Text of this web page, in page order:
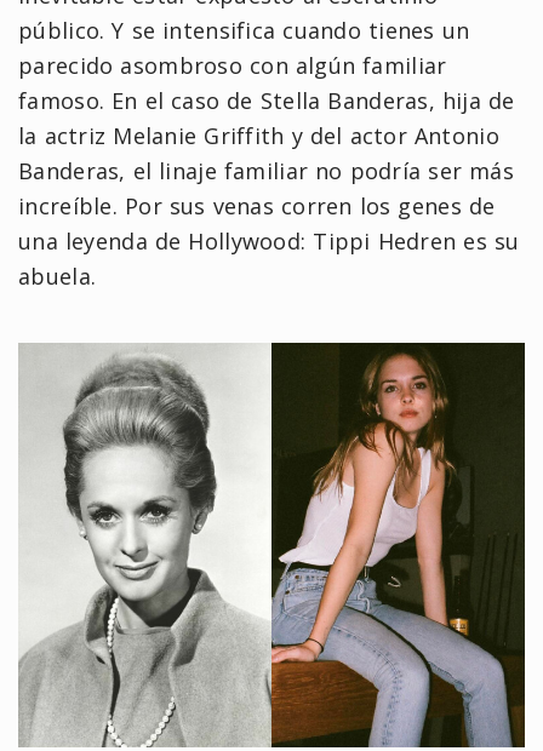
público. Y se intensifica cuando tienes un
parecido asombroso con algún familiar
famoso. En el caso de Stella Banderas, hija de
la actriz Melanie Griffith y del actor Antonio
Banderas, el linaje familiar no podría ser más
increíble. Por sus venas corren los genes de
una leyenda de Hollywood: Tippi Hedren es su
abuela.